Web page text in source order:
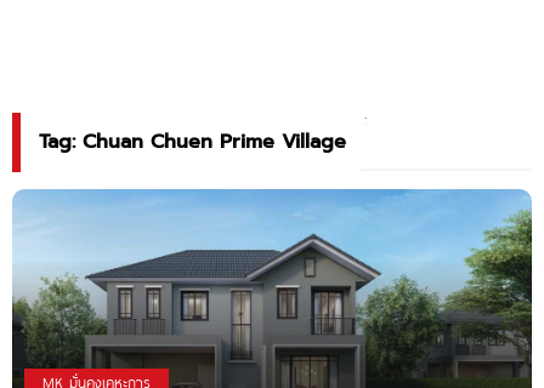
Tag: Chuan Chuen Prime Village
MK มั่นคงเคหะการ